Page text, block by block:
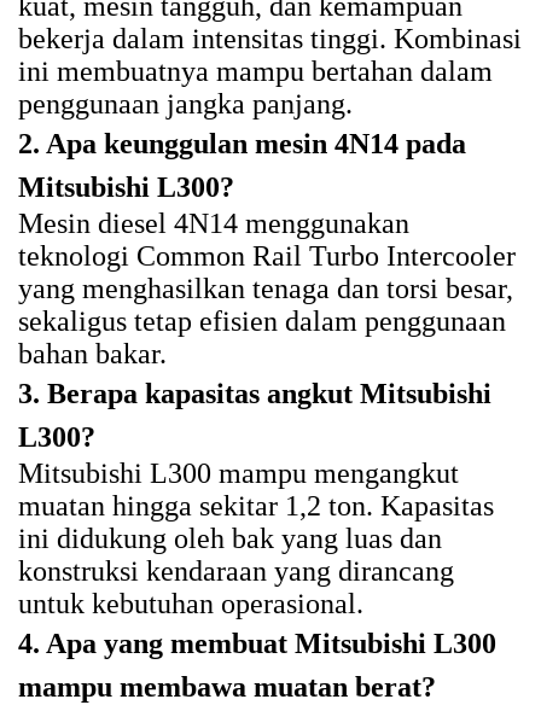
kuat, mesin tangguh, dan kemampuan
bekerja dalam intensitas tinggi. Kombinasi
ini membuatnya mampu bertahan dalam
penggunaan jangka panjang.
2. Apa keunggulan mesin 4N14 pada
Mitsubishi L300?
Mesin diesel 4N14 menggunakan
teknologi Common Rail Turbo Intercooler
yang menghasilkan tenaga dan torsi besar,
sekaligus tetap efisien dalam penggunaan
bahan bakar.
3. Berapa kapasitas angkut Mitsubishi
L300?
Mitsubishi L300 mampu mengangkut
muatan hingga sekitar 1,2 ton. Kapasitas
ini didukung oleh bak yang luas dan
konstruksi kendaraan yang dirancang
untuk kebutuhan operasional.
4. Apa yang membuat Mitsubishi L300
mampu membawa muatan berat?